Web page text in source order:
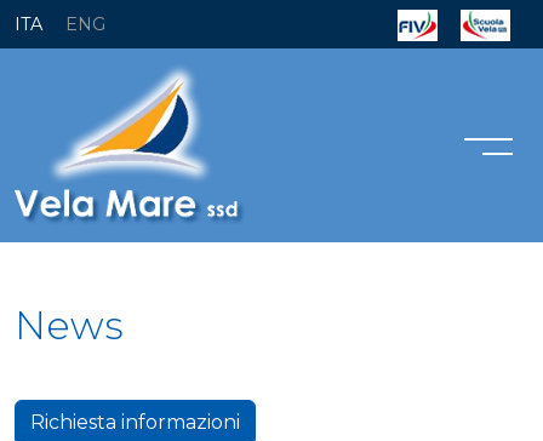
ITA ENG
News
Richiesta informazioni